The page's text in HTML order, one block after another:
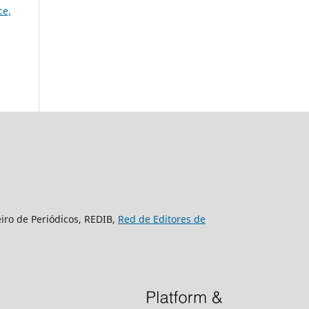
de Periódicos, REDIB, Red de Editores de